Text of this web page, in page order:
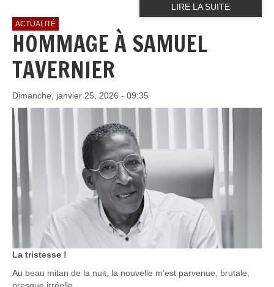
LIRE LA SUITE
ACTUALITÉ
HOMMAGE À SAMUEL
TAVERNIER
Dimanche, janvier 25, 2026 - 09:35
La tristesse !
Au beau mitan de la nuit, la nouvelle m’est parvenue, brutale,